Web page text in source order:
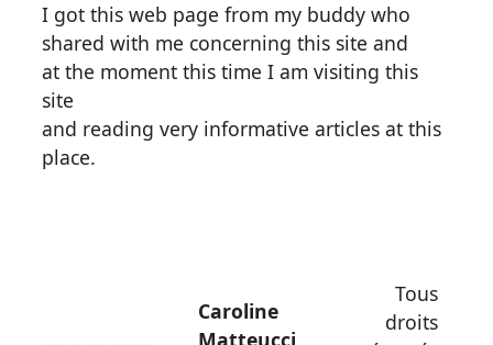
I got this web page from my buddy who
shared with me concerning this site and
at the moment this time I am visiting this
site
and reading very informative articles at this
place.
Caroline
Matteucci
Tous
droits